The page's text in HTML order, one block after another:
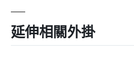
延伸相關外掛